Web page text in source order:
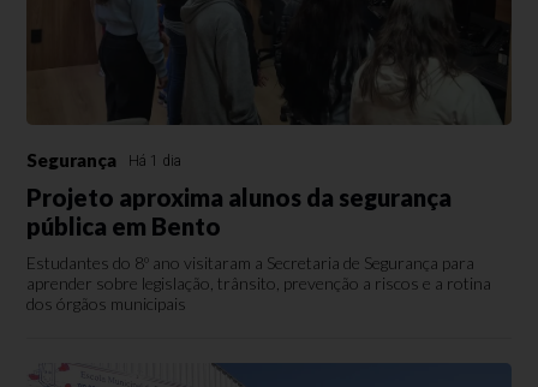
Segurança Há 1 dia
Projeto aproxima alunos da segurança
pública em Bento
Estudantes do 8º ano visitaram a Secretaria de Segurança para
aprender sobre legislação, trânsito, prevenção a riscos e a rotina
dos órgãos municipais